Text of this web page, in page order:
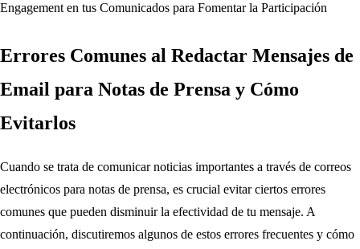
Engagement en tus Comunicados para Fomentar la Participación
Errores Comunes al Redactar Mensajes de
Email para Notas de Prensa y Cómo
Evitarlos
Cuando se trata de comunicar noticias importantes a través de correos
electrónicos para notas de prensa, es crucial evitar ciertos errores
comunes que pueden disminuir la efectividad de tu mensaje. A
continuación, discutiremos algunos de estos errores frecuentes y cómo